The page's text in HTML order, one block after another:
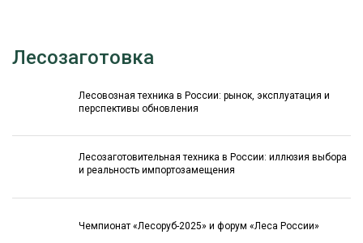
Лесозаготовка
Лесовозная техника в России: рынок, эксплуатация и
перспективы обновления
Лесозаготовительная техника в России: иллюзия выбора
и реальность импортозамещения
Чемпионат «Лесоруб-2025» и форум «Леса России»